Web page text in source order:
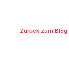
Zurück zum Blog